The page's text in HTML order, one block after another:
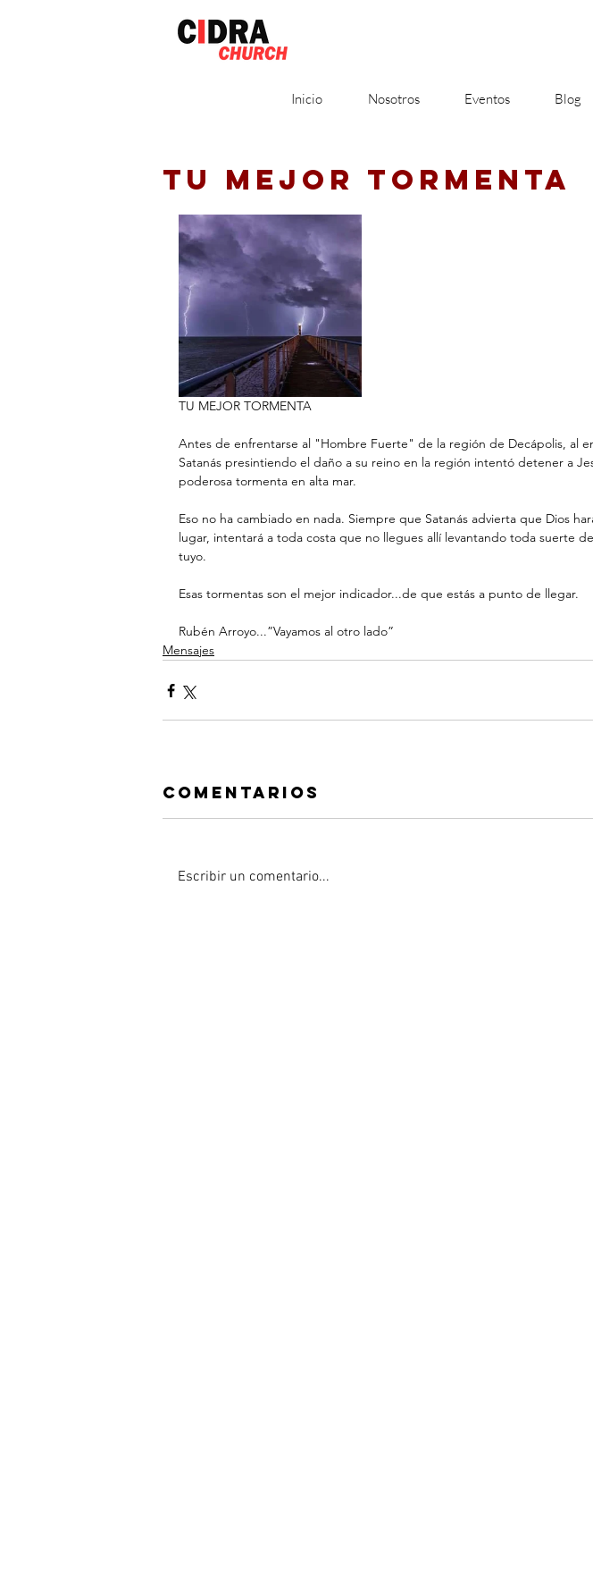
Inicio Nosotros Eventos Blog
TU MEJOR TORMENTA
TU MEJOR TORMENTA
Antes de enfrentarse al "Hombre Fuerte" de la región de Decápolis, al
Satanás presintiendo el daño a su reino en la región intentó detener a
poderosa tormenta en alta mar.
Eso no ha cambiado en nada. Siempre que Satanás advierta que Dios
lugar, intentará a toda costa que no llegues allí levantando toda suerte
tuyo.
Esas tormentas son el mejor indicador...de que estás a punto de llegar.
Rubén Arroyo...”Vayamos al otro lado”
Mensajes
Comentarios
Escribir un comentario...